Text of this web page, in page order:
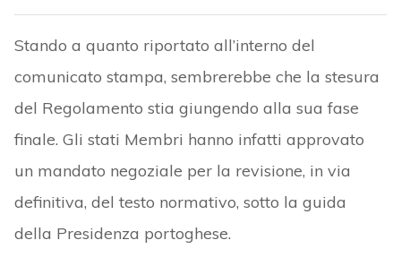
Stando a quanto riportato all’interno del
comunicato stampa, sembrerebbe che la stesura
del Regolamento stia giungendo alla sua fase
finale. Gli stati Membri hanno infatti approvato
un mandato negoziale per la revisione, in via
definitiva, del testo normativo, sotto la guida
della Presidenza portoghese.